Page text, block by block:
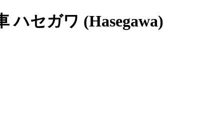
ハセガワ (Hasegawa)